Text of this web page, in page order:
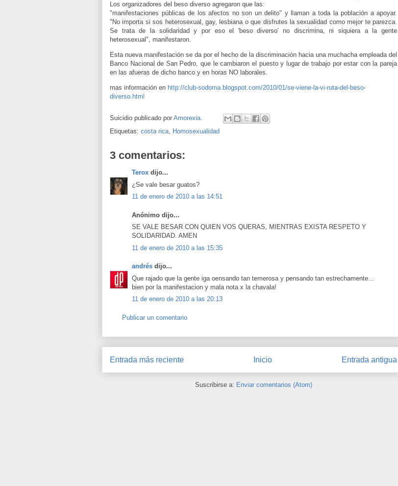
Los organizadores del beso diverso agregaron que las:
"manifestaciones públicas de los afectos no son un delito" y llaman a toda la población a apoyar.
"No importa si sos heterosexual, gay, lesbiana o que disfrutes la sexualidad como mejor te parezca.
Se trata de la solidaridad y por eso el 'beso diverso' no discrimina, ni siquiera a la gente
heterosexual", manifestaron.
Esta nueva manifestación se da por el hecho de la discriminación hacia una muchacha empleada del
Banco Nacional de San Pedro, que le cambiaron el puesto y lugar de trabajo por estar con la pareja
en las afueras de dicho banco y en horas NO laborales.
mas información en http://club-sodoma.blogspot.com/2010/01/se-viene-la-vi-ruta-del-beso-
diverso.html
Suicidio publicado por Amorexia.
Etiquetas: costa rica, Homosexualidad
3 comentarios:
Terox dijo...
¿Se vale besar guatos?
11 de enero de 2010 a las 14:51
Anónimo dijo...
SE VALE BESAR CON QUIEN VOS QUERAS, MIENTRAS EXISTA RESPETO Y
SOLIDARIDAD. AMEN
11 de enero de 2010 a las 15:35
andrés dijo...
Que rajado que la gente iga oensando tan temerosa y pensando tan estrechamente...
bien por la manifestacion y mala nota x la chavala!
11 de enero de 2010 a las 20:13
Publicar un comentario
Entrada más reciente Entrada antigua
Inicio
Suscribirse a: Enviar comentarios (Atom)